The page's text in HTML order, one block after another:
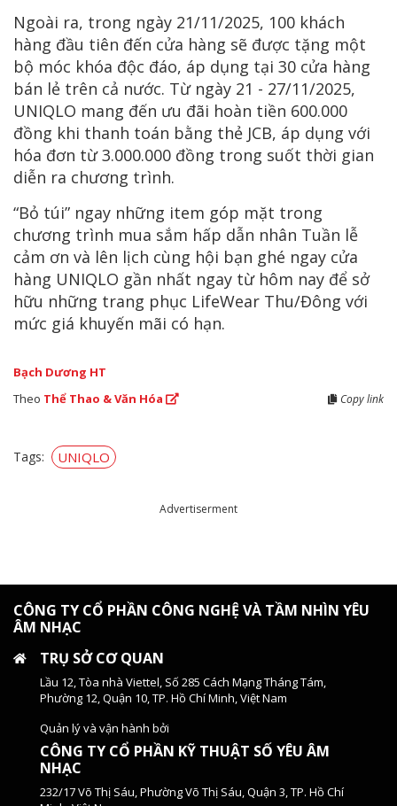
Ngoài ra, trong ngày 21/11/2025, 100 khách
hàng đầu tiên đến cửa hàng sẽ được tặng một
bộ móc khóa độc đáo, áp dụng tại 30 cửa hàng
bán lẻ trên cả nước. Từ ngày 21 - 27/11/2025,
UNIQLO mang đến ưu đãi hoàn tiền 600.000
đồng khi thanh toán bằng thẻ JCB, áp dụng với
hóa đơn từ 3.000.000 đồng trong suốt thời gian
diễn ra chương trình.
“Bỏ túi” ngay những item góp mặt trong
chương trình mua sắm hấp dẫn nhân Tuần lễ
cảm ơn và lên lịch cùng hội bạn ghé ngay cửa
hàng UNIQLO gần nhất ngay từ hôm nay để sở
hữu những trang phục LifeWear Thu/Đông với
mức giá khuyến mãi có hạn.
Bạch Dương HT
Theo Thể Thao & Văn Hóa Copy link
Tags: UNIQLO
Advertiserment
CÔNG TY CỔ PHẦN CÔNG NGHỆ VÀ TẦM NHÌN YÊU
ÂM NHẠC
TRỤ SỞ CƠ QUAN
Lầu 12, Tòa nhà Viettel, Số 285 Cách Mạng Tháng Tám,
Phường 12, Quận 10, TP. Hồ Chí Minh, Việt Nam
Quản lý và vận hành bởi
CÔNG TY CỔ PHẦN KỸ THUẬT SỐ YÊU ÂM
NHẠC
232/17 Võ Thị Sáu, Phường Võ Thị Sáu, Quận 3, TP. Hồ Chí